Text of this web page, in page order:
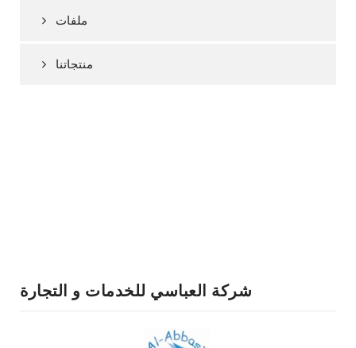
ملفات
منتجاتنا
شركة العباسي للخدمات و التجارة